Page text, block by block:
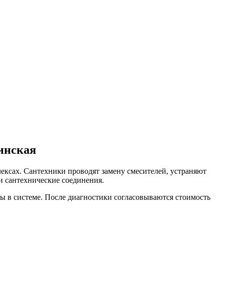
Сантехники проводят замену смесителей, устраняют
соединения.
системе. После диагностики согласовываются стоимость